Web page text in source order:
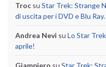
Troc su Star Trek: Strange
di uscita per i DVD e Blu Ray.
Andrea Nevi su Lo Star
aprile!
Giampiero su Star Trek: